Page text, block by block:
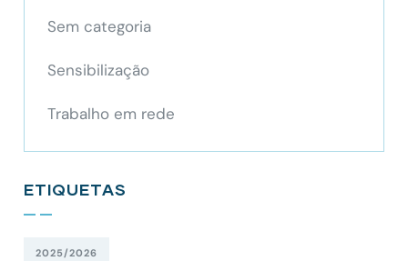
Sem categoria
Sensibilização
Trabalho em rede
ETIQUETAS
2025/2026